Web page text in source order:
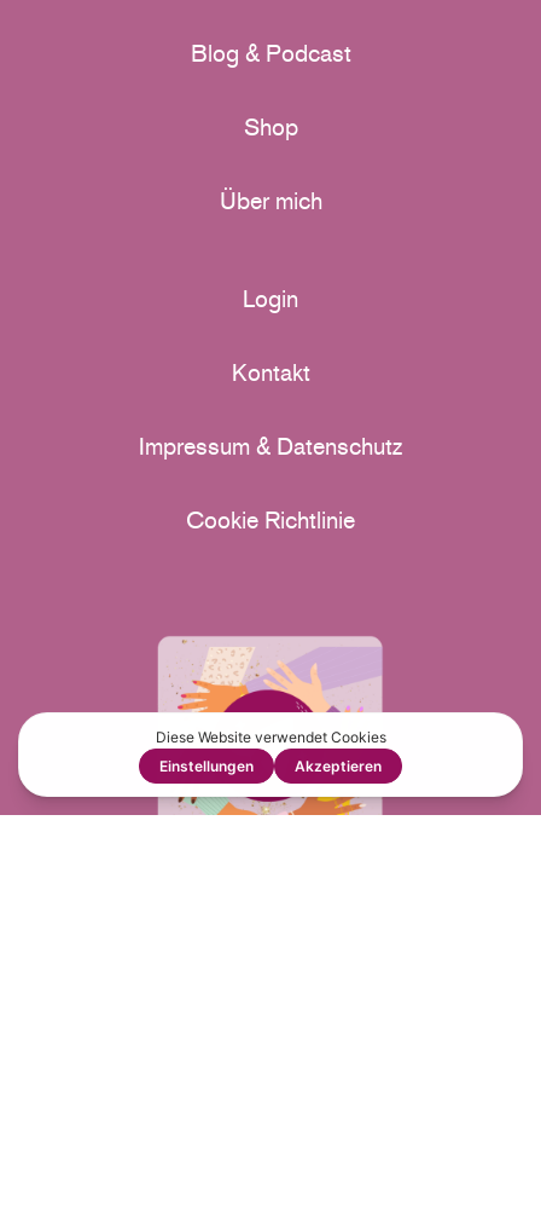
Blog & Podcast
Shop
Über mich
Login
Kontakt
Impressum & Datenschutz
Cookie Richtlinie